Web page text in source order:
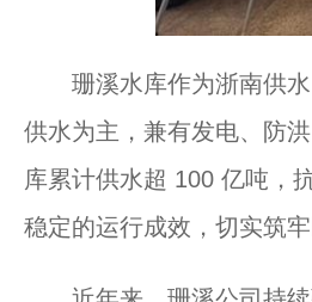
珊溪水库作为浙南供水
供水为主，兼有发电、防
库累计供水超 100 亿吨，
稳定的运行成效，切实筑牢